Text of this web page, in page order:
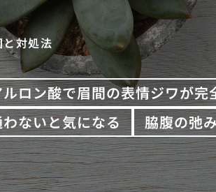
対処法
ロン酸で眉間の表情ジワが完
ないと気になる
脇腹の弛